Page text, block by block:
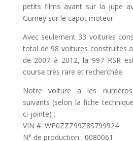
petits films avant sur la jupe
Gurney sur le capot moteur.
Avec seulement 33 voitures
total de 98 voitures construites
de 2007 à 2012, la 997 RSR
course très rare et recherchée.
Notre voiture a les numéros
suivants (selon la fiche
ci-jointe) :
VIN #: WP0ZZZ99Z8S799924
N° de production : 0080061